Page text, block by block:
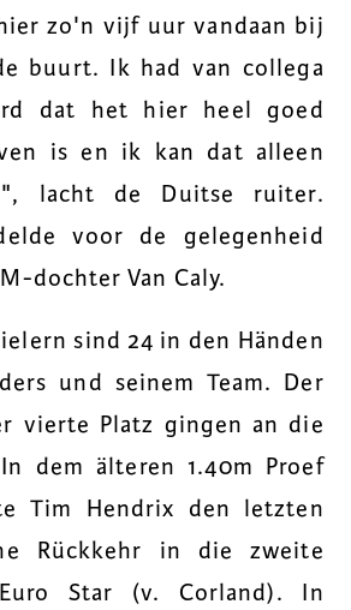
zo'n vijf uur vandaan bij
buurt. Ik had van collega
dat het hier heel goed
is en ik kan dat alleen
lacht de Duitse ruiter.
voor de gelegenheid
dochter Van Caly.
sind 24 in den Händen
und seinem Team. Der
vierte Platz gingen an die
dem älteren 1.40m Proef
Tim Hendrix den letzten
Rückkehr in die zweite
Star (v. Corland). In